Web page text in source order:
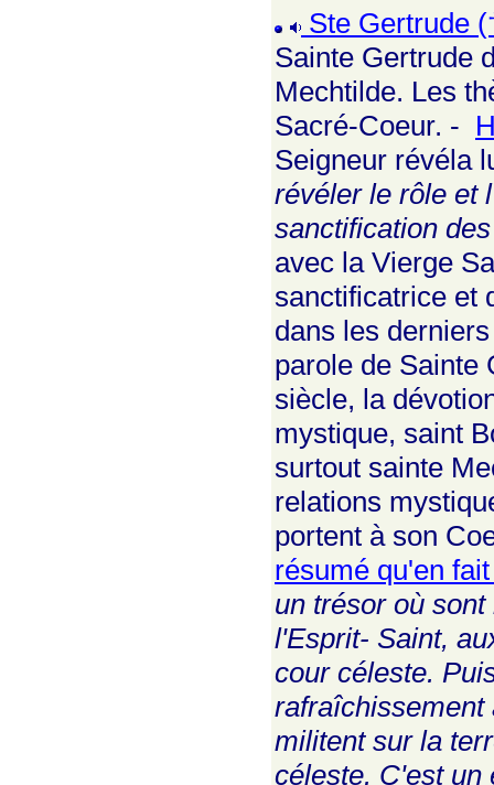
Ste Gertrude
Sainte Gertrude
Mechtilde. Les
Sacré-Coeur. -
Seigneur révéla
révéler le rôle et
sanctification
avec la Vierge
sanctificatrice et
dans les
parole de Sainte
siècle, la
mystique, saint
surtout sainte
relations
portent à son
résumé qu'en
un trésor où
l'Esprit- Saint,
cour céleste.
rafraîchissement
militent sur la
céleste. C'est un